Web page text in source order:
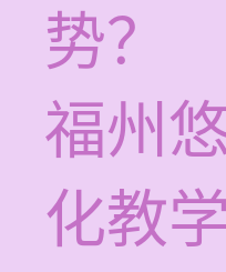
势？
福州
化教